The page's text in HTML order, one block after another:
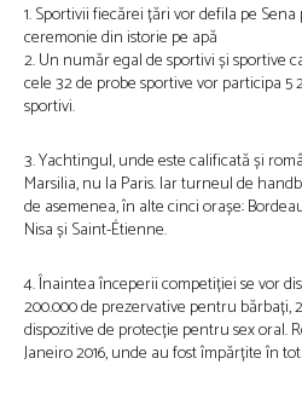
1. Sportivii fiecărei țări vor defila pe
ceremonie din istorie pe apă
2. Un număr egal de sportivi și sportive
cele 32 de probe sportive vor participa 5
sportivi.
3. Yachtingul, unde este calificată și
Marsilia, nu la Paris. Iar turneul de
de asemenea, în alte cinci orașe:
Nisa și Saint-Étienne.
4. Înaintea începerii competiției se vor
200.000 de prezervative pentru bărbați,
dispozitive de protecție pentru sex oral.
Janeiro 2016, unde au fost împărțite în